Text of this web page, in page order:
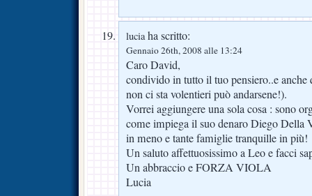
luciaha scritto:
Gennaio 26th, 2008 alle 13:24
Caro David,
condivido in tutto il tuo pensiero..e
non ci sta volentieri può andarsene!).
Vorrei aggiungere una sola cosa : sono
come impiega il suo denaro Diego Della
in meno e tante famiglie tranquille in più!
Un saluto affettuosissimo a Leo e facci
Un abbraccio e FORZA VIOLA
Lucia